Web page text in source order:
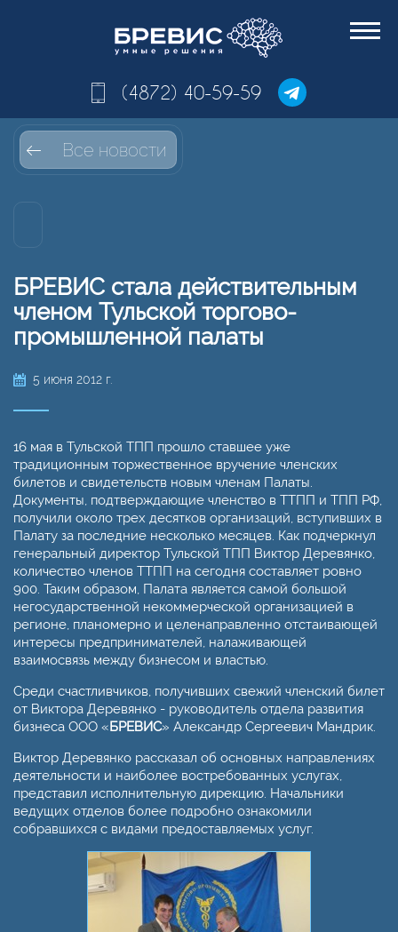
(4872) 40-59-59
Все новости
БРЕВИС стала действительным
членом Тульской торгово-
промышленной палаты
5 июня 2012 г.
16 мая в Тульской ТПП прошло ставшее уже
традиционным торжественное вручение членских
билетов и свидетельств новым членам Палаты.
Документы, подтверждающие членство в ТТПП и ТПП РФ,
получили около трех десятков организаций, вступивших в
Палату за последние несколько месяцев. Как подчеркнул
генеральный директор Тульской ТПП Виктор Деревянко,
количество членов ТТПП на сегодня составляет ровно
900. Таким образом, Палата является самой большой
негосударственной некоммерческой организацией в
регионе, планомерно и целенаправленно отстаивающей
интересы предпринимателей, налаживающей
взаимосвязь между бизнесом и властью.
Среди счастливчиков, получивших свежий членский билет
от Виктора Деревянко - руководитель отдела развития
бизнеса ООО «БРЕВИС» Александр Сергеевич Мандрик.
Виктор Деревянко рассказал об основных направлениях
деятельности и наиболее востребованных услугах,
представил исполнительную дирекцию. Начальники
ведущих отделов более подробно ознакомили
собравшихся с видами предоставляемых услуг.